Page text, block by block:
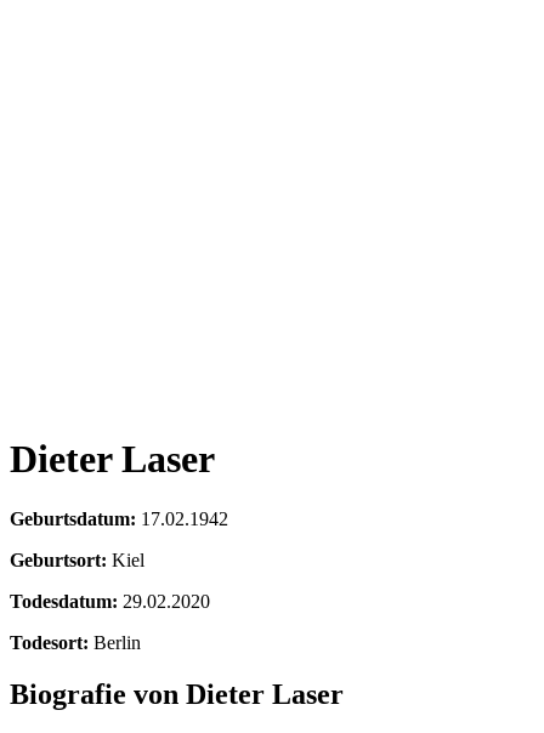
Dieter Laser
Geburtsdatum: 17.02.1942
Geburtsort: Kiel
Todesdatum: 29.02.2020
Todesort: Berlin
Biografie von Dieter Laser